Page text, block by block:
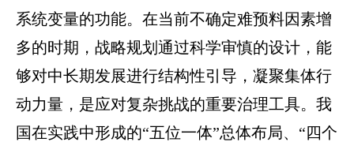
系统变量的功能。在当前不确定难预料因素增
多的时期，战略规划通过科学审慎的设计，能
够对中长期发展进行结构性引导，凝聚集体行
动力量，是应对复杂挑战的重要治理工具。我
国在实践中形成的“五位一体”总体布局、“四个